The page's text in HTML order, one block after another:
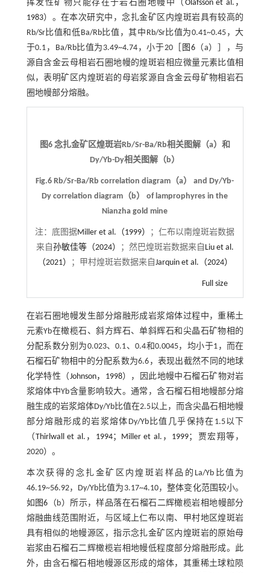
挥发性矿物只能存在于岩石圈地幔中（ Olafsson et al.，
1983）。在本次研究中，念扎金矿区内煌斑岩具有较高的
Rb/Sr比值和低Ba/Rb比值，其中Rb/Sr比值为0.41~0.45，大
于0.1，Ba/Rb比值为3.49~4.74，小于20［
图6（a）］，与
源自含金云母相岩石圈地幔的煌斑岩相应微量元素比值相
似，表明矿区内煌斑岩的母岩浆源自含金云母矿物相岩石
圈地幔部分熔融。
图6 念扎金矿区煌斑岩Rb/Sr-Ba/Rb相关图解（a）和
Dy/Yb-Dy相关图解（b）
Fig.6 Rb/Sr-Ba/Rb correlation diagram（a） and Dy/Yb-
Dy correlation diagram（b） of lamprophyres in the
Nianzha gold mine
注：底图据Miller et al.（1999）
；仁布以南煌斑岩数据
来自 孙敏佳等（2024） ；然巴煌斑岩数据来自 Liu et al.
（2021）
；甲村煌斑岩数据来自 Jarquin et al.（2024）
Full size
在岩石圈地幔发生部分熔融形成岩浆熔体过程中，重稀土
元素Yb在橄榄石、斜方辉石、单斜辉石和尖晶石矿物相的
分配系数分别为0.023、0.1、0.4和0.0045，均小于1，而在
石榴石矿物相中的分配系数为6.6，表现出截然不同的地球
化学特性（Johnson，1998），因此地幔中石榴石矿物对岩
浆熔体中Yb含量影响较大。通常，含石榴石相地幔部分熔
融生成的岩浆熔体Dy/Yb比值在2.5以上，而含尖晶石相地幔
部分熔融形成的岩浆熔体Dy/Yb比值几乎保持在1.5以下
（Thirlwall et al.，1994； Miller et al.，1999；贾宏翔等，
2020）。
本次获得的念扎金矿区内煌斑岩样品的La/Yb比值为
46.19~56.92，Dy/Yb比值为3.17~4.10，整体变化范围较小。
如 图6 （b）所示，样品落在石榴石二辉橄榄岩相地幔部分
熔融曲线范围附近，与区域上仁布以南、甲村地区煌斑岩
具有相似的地幔源区，指示念扎金矿区内煌斑岩的原始母
岩浆由石榴石二辉橄榄岩相地幔低程度部分熔融形成。此
外，由含石榴石相地幔源区形成的熔体，其重稀土球粒陨